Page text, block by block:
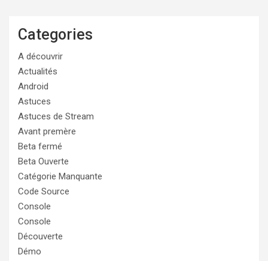
Categories
A découvrir
Actualités
Android
Astuces
Astuces de Stream
Avant premère
Beta fermé
Beta Ouverte
Catégorie Manquante
Code Source
Console
Console
Découverte
Démo